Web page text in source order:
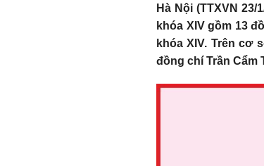
Hà Nội (TTXVN
khóa XIV gồm 13
khóa XIV. Trên cơ
đồng chí Trần